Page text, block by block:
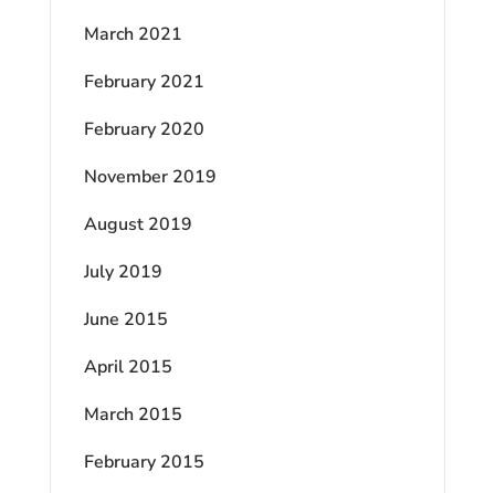
March 2021
February 2021
February 2020
November 2019
August 2019
July 2019
June 2015
April 2015
March 2015
February 2015